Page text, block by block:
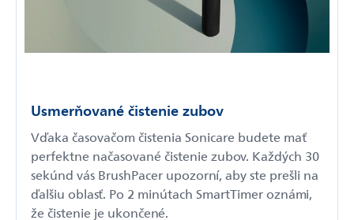
Usmerňované čistenie zubov
Vďaka časovačom čistenia Sonicare budete mať
perfektne načasované čistenie zubov. Každých 30
sekúnd vás BrushPacer upozorní, aby ste prešli na
ďalšiu oblasť. Po 2 minútach SmartTimer oznámi,
že čistenie je ukončené.